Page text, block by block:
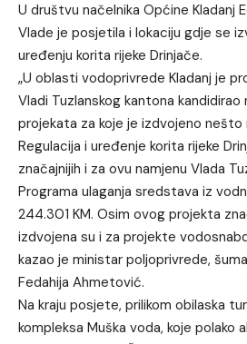
U društvu načelnika Općine Kladanj
Vlade je posjetila i lokaciju gdje se
uređenju korita rijeke Drinjače.
„U oblasti vodoprivrede Kladanj je
Vladi Tuzlanskog kantona kandidirao
projekata za koje je izdvojeno nešto
Regulacija i uređenje korita rijeke
značajnijih i za ovu namjenu Vlada
Programa ulaganja sredstava iz
244.301 KM. Osim ovog projekta
izdvojena su i za projekte
kazao je ministar poljoprivrede,
Fedahija Ahmetović.
Na kraju posjete, prilikom obilaska
kompleksa Muška voda, koje polako